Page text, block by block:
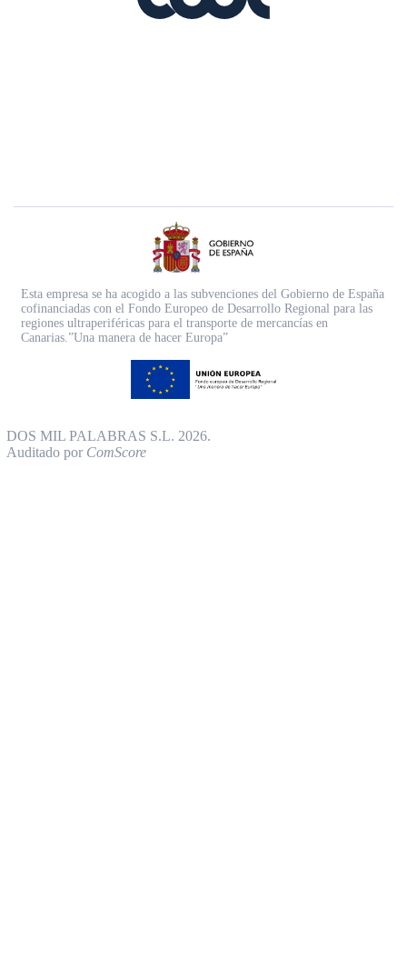
Esta empresa se ha acogido a las subvenciones del Gobierno de España
cofinanciadas con el Fondo Europeo de Desarrollo Regional para las
regiones ultraperiféricas para el transporte de mercancías en
Canarias.”Una manera de hacer Europa”
DOS MIL PALABRAS S.L. 2026.
Auditado por ComScore